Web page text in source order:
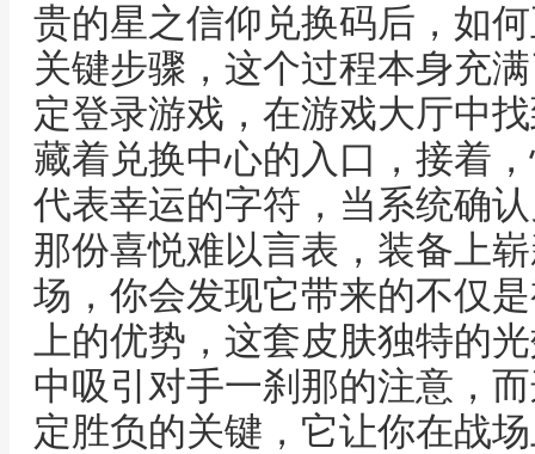
贵的星之信仰兑换码后，如
关键步骤，这个过程本身充
定登录游戏，在游戏大厅中
藏着兑换中心的入口，接着
代表幸运的字符，当系统确
那份喜悦难以言表，装备上
场，你会发现它带来的不仅
上的优势，这套皮肤独特的
中吸引对手一刹那的注意，
定胜负的关键，它让你在战